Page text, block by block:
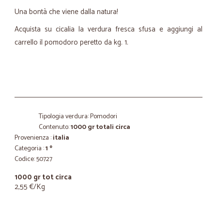
Una bontà che viene dalla natura!
Acquista su cicalia la verdura fresca sfusa e aggiungi al
carrello il pomodoro peretto da kg. 1.
Tipologia verdura: Pomodori
Contenuto:1000 gr totali circa
Provenienza :italia
Categoria :1 º
Codice: 50727
1000 gr tot circa
2,55 €/Kg